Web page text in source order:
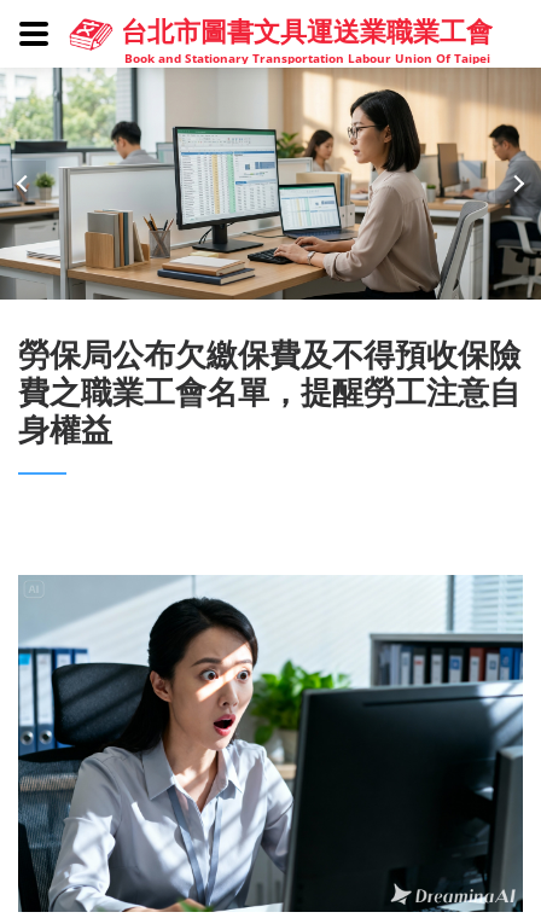
台北市圖書文具運送業職業工會
Book and Stationary Transportation Labour Union Of Taipei
勞保局公布欠繳保費及不得預收保險
費之職業工會名單，提醒勞工注意自
身權益